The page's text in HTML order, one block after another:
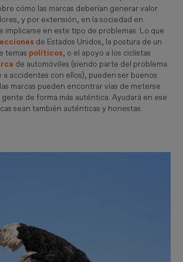
cómo las marcas deberían generar valor
y por extensión, en la sociedad en
implicarse en este tipo de problemas. Lo que
de Estados Unidos, la postura de un
temas políticos, o el apoyo a los ciclistas
de automóviles (siendo parte del problema
a accidentes con ellos), pueden ser buenos
marcas pueden encontrar vías de meterse
gente de forma más auténtica. Ayudará en ese
sean también auténticas y honestas.